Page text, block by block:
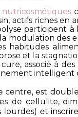
nutricosmétiques
actifs riches en
participent
modulation des
habitudes
et la
associé à
intelligent
centre, est
de cellulite,
lourdes) et